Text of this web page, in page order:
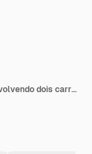
Imagem de um acidente automobilístico envolvendo dois carros.